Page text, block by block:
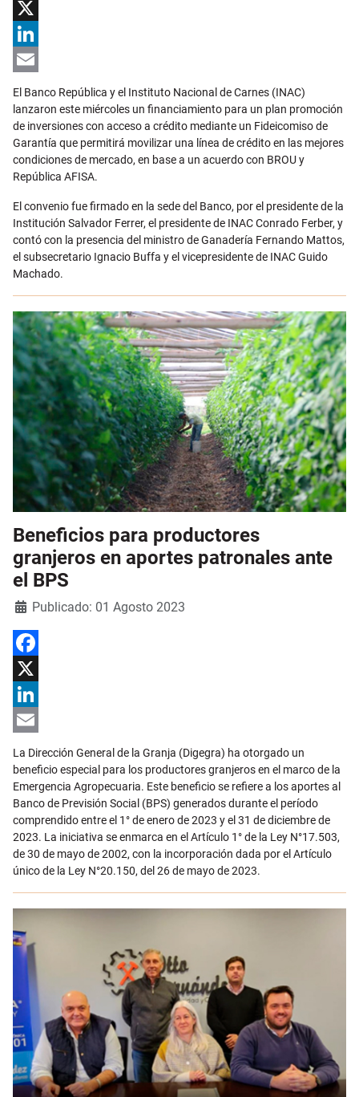
Facebook
X
LinkedIn
Email
El Banco República y el Instituto Nacional de Carnes (INAC)
lanzaron este miércoles un financiamiento para un plan promoción
de inversiones con acceso a crédito mediante un Fideicomiso de
Garantía que permitirá movilizar una línea de crédito en las mejores
condiciones de mercado, en base a un acuerdo con BROU y
República AFISA.
El convenio fue firmado en la sede del Banco, por el presidente de la
Institución Salvador Ferrer, el presidente de INAC Conrado Ferber, y
contó con la presencia del ministro de Ganadería Fernando Mattos,
el subsecretario Ignacio Buffa y el vicepresidente de INAC Guido
Machado.
Beneficios para productores
granjeros en aportes patronales ante
el BPS
Detalles
Publicado: 01 Agosto 2023
Facebook
X
LinkedIn
Email
La Dirección General de la Granja (Digegra) ha otorgado un
beneficio especial para los productores granjeros en el marco de la
Emergencia Agropecuaria. Este beneficio se refiere a los aportes al
Banco de Previsión Social (BPS) generados durante el período
comprendido entre el 1° de enero de 2023 y el 31 de diciembre de
2023. La iniciativa se enmarca en el Artículo 1° de la Ley N°17.503,
de 30 de mayo de 2002, con la incorporación dada por el Artículo
único de la Ley N°20.150, del 26 de mayo de 2023.